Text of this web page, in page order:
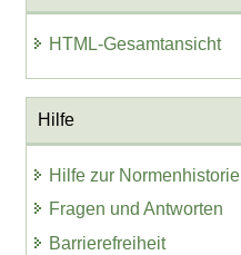
HTML-Gesamtansicht
Hilfe
Hilfe zur Normenhistorie
Fragen und Antworten
Barrierefreiheit